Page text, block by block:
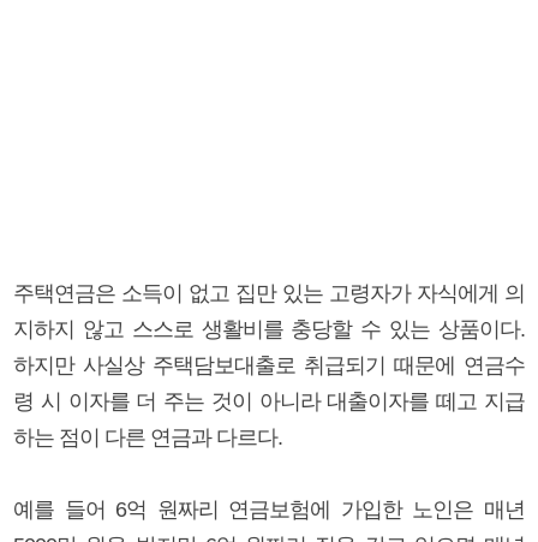
주택연금은 소득이 없고 집만 있는 고령자가 자식에게 의
지하지 않고 스스로 생활비를 충당할 수 있는 상품이다.
하지만 사실상 주택담보대출로 취급되기 때문에 연금수
령 시 이자를 더 주는 것이 아니라 대출이자를 떼고 지급
하는 점이 다른 연금과 다르다.
예를 들어 6억 원짜리 연금보험에 가입한 노인은 매년